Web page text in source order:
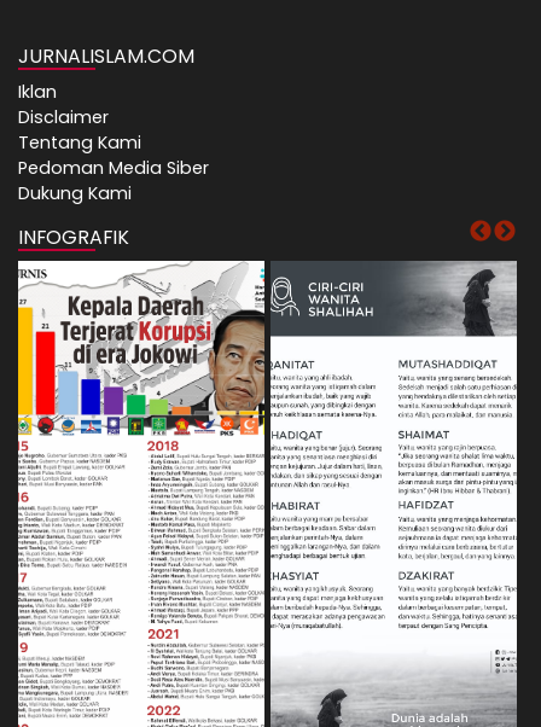
JURNALISLAM.COM
Iklan
Disclaimer
Tentang Kami
Pedoman Media Siber
Dukung Kami
INFOGRAFIK